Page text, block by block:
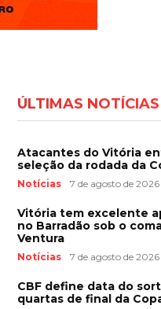
ÚLTIMAS NOTÍCIAS
Atacantes do Vitória
seleção da rodada da
Notícias 7 de agosto de 2026
Vitória tem excelente
no Barradão sob o
Ventura
Notícias 7 de agosto de 2026
CBF define data do
quartas de final da